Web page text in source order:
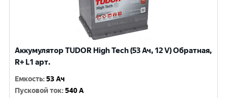
Аккумулятор TUDOR High Tech (53 Ач, 12 V) Обратная,
R+ L1 арт.
Емкость:53 Ач
Пусковой ток:540 A